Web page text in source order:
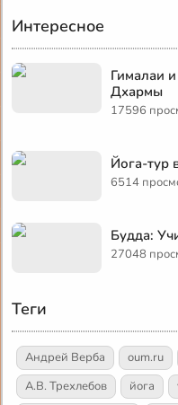
Интересное
Гималаи
Дхармы
17596
Йога-тур
6514
Будда:
27048
Теги
Андрей Верба oum.ru
А.В. Трехлебов
йога